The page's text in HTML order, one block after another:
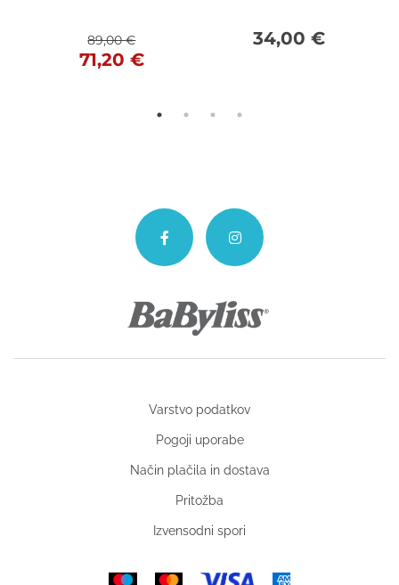
89,00€
Izvirna
cena
89,00 €.
71,20 €
Trenutna
cena
34,00 €
Varstvo podatkov
Pogoji uporabe
Način plačila in dostava
Pritožba
Izvensodni spori